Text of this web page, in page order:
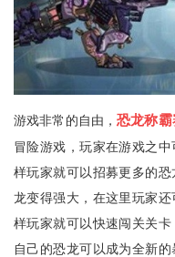
游戏非常的自由，恐龙称
冒险游戏，玩家在游戏之
样玩家就可以招募更多的
龙变得强大，在这里玩家
样玩家就可以快速闯关关
自己的恐龙可以成为全新